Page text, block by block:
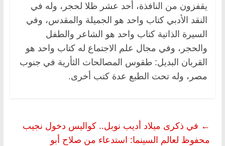
يقفزون من النافذة، أحد عشر ظلا لحجر، وله في
النقد الأدبي كتاب واحد هو الجميلة والمقدس، وفي
السيرة الذاتية كتاب واحد هو الشاعر والطفل
والحجر، وفي مجال علم الاجتماع له كتاب واحد هو
القربان البديل: طقوس المصالحات الثأرية في جنوب
مصر، وله تحت الطبع عدة كتب أخرى.
← في ذكرى ميلاد أديب نوبل.. كواليس دخول نجيب
محفوظ لعالم السينما: استدعاء من صلاح أبو